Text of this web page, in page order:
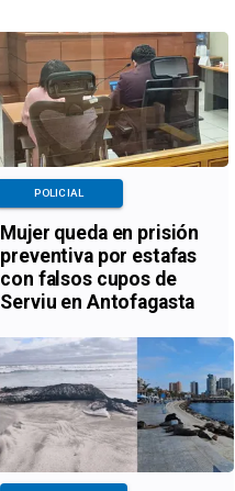
Mujer queda en prisión
preventiva por estafas
con falsos cupos de
Serviu en Antofagasta
POLICIAL